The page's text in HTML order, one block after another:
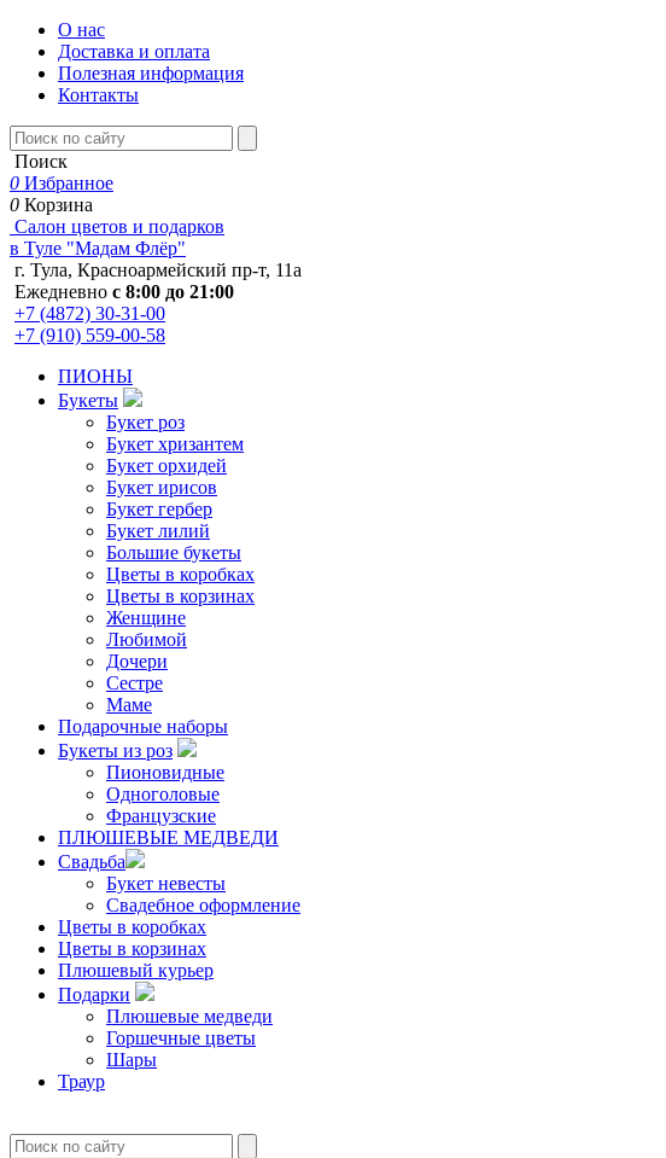
О нас
Доставка и оплата
Полезная информация
Контакты
Поиск
0 Избранное
0 Корзина
Салон цветов и подарков
в Туле "Мадам Флёр"
г. Тула, Красноармейский пр-т, 11а
Ежедневно с 8:00 до 21:00
+7 (4872) 30-31-00
+7 (910) 559-00-58
ПИОНЫ
Букеты
Букет роз
Букет хризантем
Букет орхидей
Букет ирисов
Букет гербер
Букет лилий
Большие букеты
Цветы в коробках
Цветы в корзинах
Женщине
Любимой
Дочери
Сестре
Маме
Подарочные наборы
Букеты из роз
Пионовидные
Одноголовые
Французские
ПЛЮШЕВЫЕ МЕДВЕДИ
Свадьба
Букет невесты
Свадебное оформление
Цветы в коробках
Цветы в корзинах
Плюшевый курьер
Подарки
Плюшевые медведи
Горшечные цветы
Шары
Траур